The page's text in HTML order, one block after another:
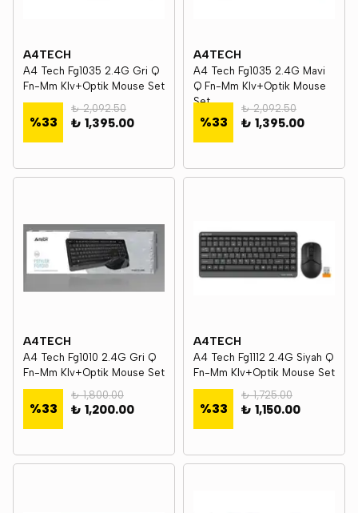
A4TECH
A4 Tech Fg1035 2.4G Gri Q
Fn-Mm Klv+Optik Mouse Set
%33
₺ 2,092.50
₺ 1,395.00
A4TECH
A4 Tech Fg1035 2.4G Mavi
Q Fn-Mm Klv+Optik Mouse
Set
%33
₺ 2,092.50
₺ 1,395.00
A4TECH
A4 Tech Fg1010 2.4G Gri Q
Fn-Mm Klv+Optik Mouse Set
%33
₺ 1,800.00
₺ 1,200.00
A4TECH
A4 Tech Fg1112 2.4G Siyah Q
Fn-Mm Klv+Optik Mouse Set
%33
₺ 1,725.00
₺ 1,150.00